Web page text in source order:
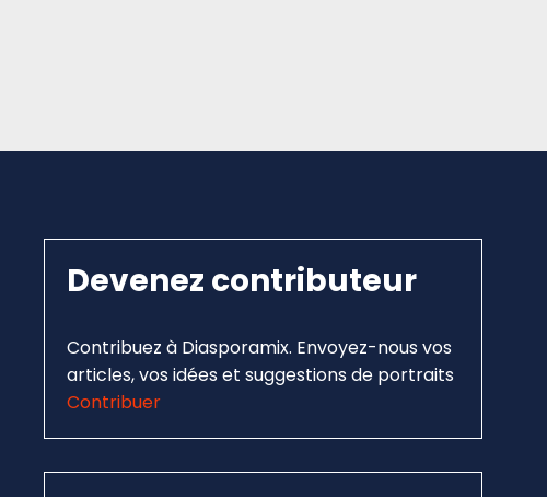
Devenez contributeur
Contribuez à Diasporamix. Envoyez-nous vos
articles, vos idées et suggestions de portraits
Contribuer